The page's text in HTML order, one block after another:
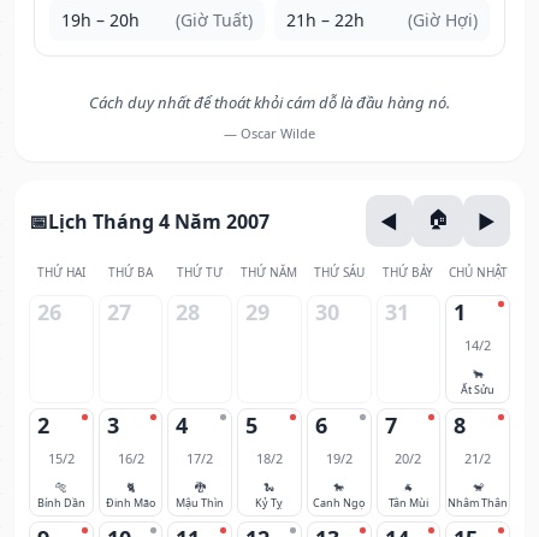
19h – 20h (Giờ Tuất) 21h – 22h (Giờ Hợi)
Cách duy nhất để thoát khỏi cám dỗ là đầu hàng nó.
— Oscar Wilde
Lịch Tháng 4 Năm 2007
THỨ HAI THỨ BA THỨ TƯ THỨ NĂM THỨ SÁU THỨ BẢY CHỦ NHẬT
26 27 28 29 30 31 1
14/2
🐂
Ất Sửu
2
15/2
🐅
Bính Dần
3
16/2
🐈
Đinh Mão
4
17/2
🐉
Mậu Thìn
5
18/2
🐍
Kỷ Tỵ
6
19/2
🐎
Canh Ngọ
7
20/2
🐐
Tân Mùi
8
21/2
🐒
Nhâm Thân